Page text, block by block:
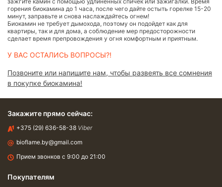
горения биокамина до 1 часа, после чего дайте остыть горелке 15-20
минут, заправьте и снова наслаждайтесь огнем!
Биокамин не требует дымохода, поэтому он подойдет как для
квартиры, так и для дома, а соблюдение мер предосторожности
сделает время препровождения у огня комфортным и приятным.
У ВАС ОСТАЛИСЬ ВОПРОСЫ?!
Позвоните или напишите нам, чтобы развеять все сомнения
в покупке биокамина!
Закажите прямо сейчас:
+375 (29) 636-58-38 Viber
bioflame.by@gmail.com
Прием звонков с 9:00 до 21:00
Покупателям